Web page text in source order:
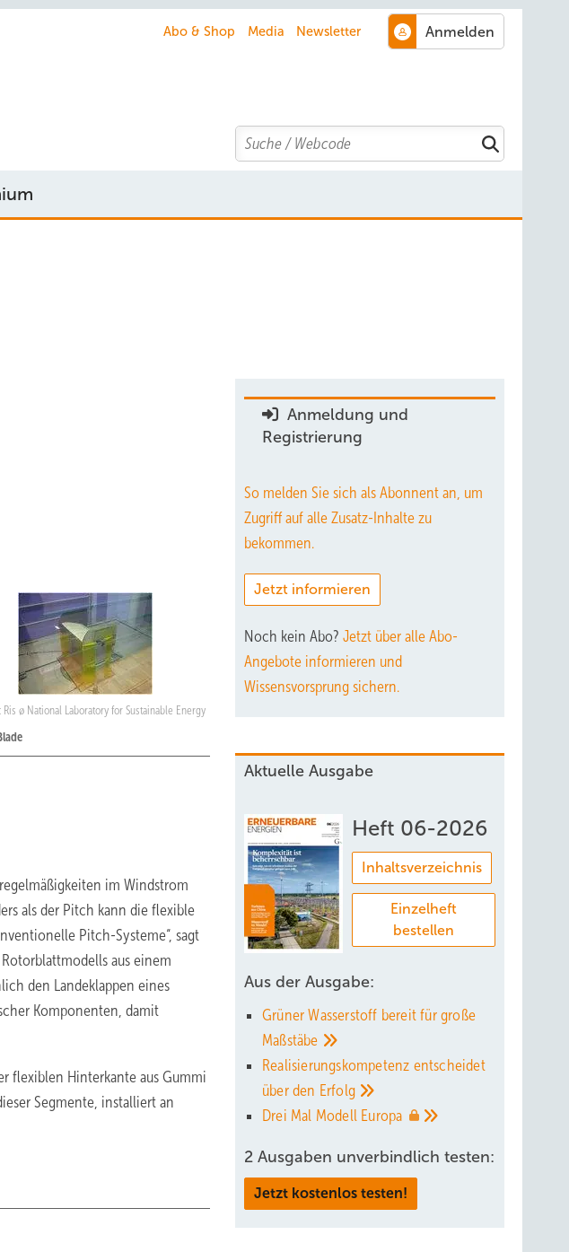
Abo & Shop Media Newsletter
Search
Ris ø National Laboratory for Sustainable Energy
im Windstrom
als der Pitch kann die flexible
Pitch-Systeme“, sagt
aus einem
den Landeklappen eines
Komponenten, damit
flexiblen Hinterkante aus Gummi
Segmente, installiert an
Anmeldung und
Registrierung
So melden Sie sich als Abonnent an, um
Zugriff auf alle Zusatz-Inhalte zu
bekommen.
Jetzt informieren
Noch kein Abo? Jetzt über alle Abo-
Angebote informieren und
Wissensvorsprung sichern.
Aktuelle Ausgabe
Heft 06-2026
Inhaltsverzeichnis
Einzelheft
bestellen
Aus der Ausgabe:
Grüner Wasserstoff bereit für große
Maßstäbe
Realisierungskompetenz entscheidet
über den Erfolg
Drei Mal Modell Europa
2 Ausgaben unverbindlich testen:
Jetzt kostenlos testen!